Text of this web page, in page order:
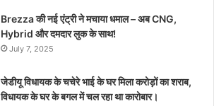
Brezza की नई एंट्री ने मचाया धमाल – अब CNG,
Hybrid और दमदार लुक के साथ!
July 7, 2025
जेडीयू विधायक के चचेरे भाई के घर मिला करोड़ों का शराब,
विधायक के घर के बगल में चल रहा था कारोबार।